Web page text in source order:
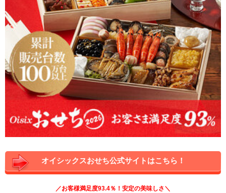
オイシックスおせち公式サイトはこちら！
／お客様満足度93.4％！安定の美味しさ＼